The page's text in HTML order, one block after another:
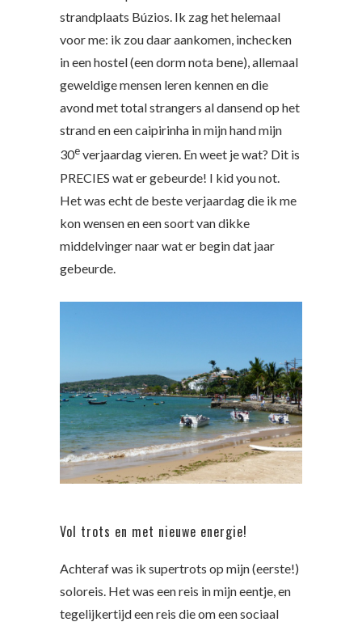
strandplaats Búzios. Ik zag het helemaal
voor me: ik zou daar aankomen, inchecken
in een hostel (een dorm nota bene), allemaal
geweldige mensen leren kennen en die
avond met total strangers al dansend op het
strand en een caipirinha in mijn hand mijn
30everjaardag vieren. En weet je wat? Dit is
PRECIES wat er gebeurde! I kid you not.
Het was echt de beste verjaardag die ik me
kon wensen en een soort van dikke
middelvinger naar wat er begin dat jaar
gebeurde.
Vol trots en met nieuwe energie!
Achteraf was ik supertrots op mijn (eerste!)
soloreis. Het was een reis in mijn eentje, en
tegelijkertijd een reis die om een sociaal